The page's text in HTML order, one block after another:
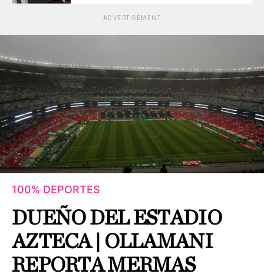
ADVERTISEMENT
100% DEPORTES
DUEÑO DEL ESTADIO
AZTECA | OLLAMANI
REPORTA MERMAS